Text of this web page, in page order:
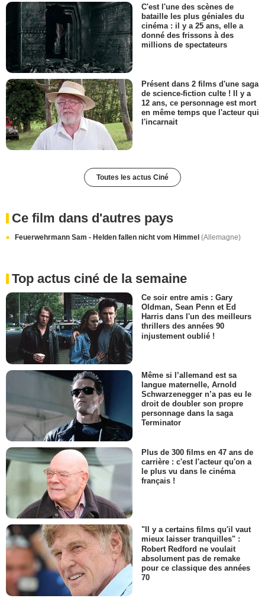
C'est l'une des scènes de
bataille les plus géniales du
cinéma : il y a 25 ans, elle a
donné des frissons à des
millions de spectateurs
Présent dans 2 films d'une saga
de science-fiction culte ! Il y a
12 ans, ce personnage est mort
en même temps que l'acteur qui
l'incarnait
Toutes les actus Ciné
Ce film dans d'autres pays
Feuerwehrmann Sam - Helden fallen nicht vom Himmel (Allemagne)
Top actus ciné de la semaine
Ce soir entre amis : Gary
Oldman, Sean Penn et Ed
Harris dans l'un des meilleurs
thrillers des années 90
injustement oublié !
Même si l’allemand est sa
langue maternelle, Arnold
Schwarzenegger n’a pas eu le
droit de doubler son propre
personnage dans la saga
Terminator
Plus de 300 films en 47 ans de
carrière : c'est l'acteur qu'on a
le plus vu dans le cinéma
français !
"Il y a certains films qu'il vaut
mieux laisser tranquilles" :
Robert Redford ne voulait
absolument pas de remake
pour ce classique des années
70